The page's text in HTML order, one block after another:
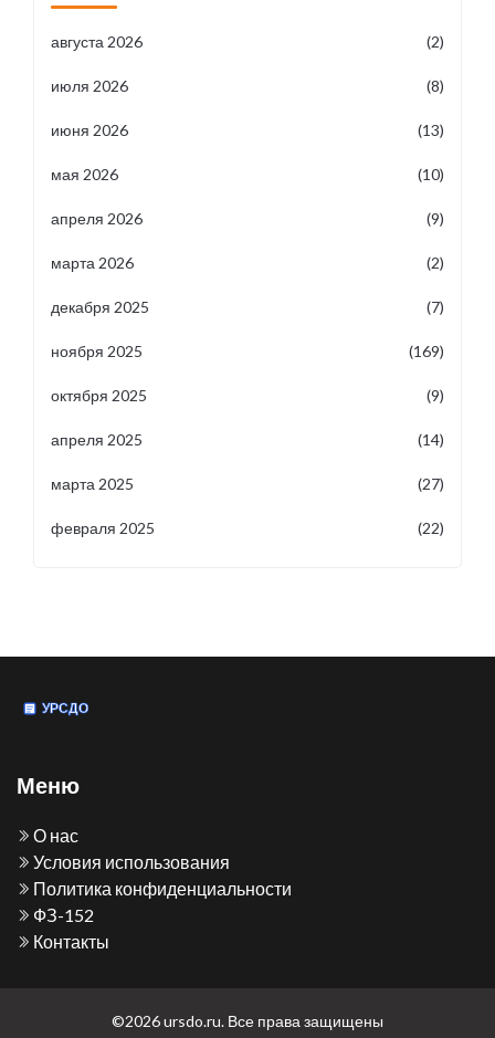
августа 2026 (2)
июля 2026 (8)
июня 2026 (13)
мая 2026 (10)
апреля 2026 (9)
марта 2026 (2)
декабря 2025 (7)
ноября 2025 (169)
октября 2025 (9)
апреля 2025 (14)
марта 2025 (27)
февраля 2025 (22)
Меню
О нас
Условия использования
Политика конфиденциальности
ФЗ-152
Контакты
©2026 ursdo.ru. Все права защищены